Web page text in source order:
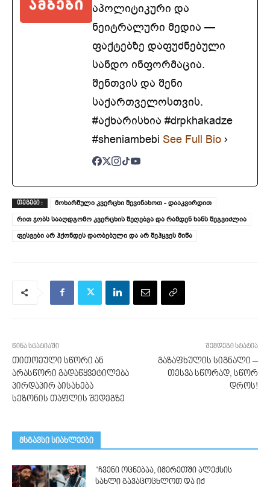
აპოლიტიკური და
ნეიტრალური მედია —
ფაქტებზე დაფუძნებული
სანდო ინფორმაცია.
შენთვის და შენი
საქართველოსთვის.
#აქხარისხია #drpkhakadze
#sheniambebi See Full Bio
ᲗᲔᲒᲔᲑᲘ :
მოხარშული კვერცხი შევინახოთ - დააკვირდით
რით ჯობს სააღდგომო კვერცხის შეღებვა და რამდენ ხანს შეგვიძლია
ფესვები არ ჰქონდეს დაობებული და არ შეჰყვეს მიწა
წინა სტატიაში
თითოეული სწორი ან
არასწორი გადაწყვეტილება
პირდაპირ აისახება
სეზონის თაფლის შედეგზე
შემდეგი სტატია
გაზაფხულის სიგნალი –
თესვა სწორად, სწორ
დროს!
მსგავსი სიახლეები
“ჩვენი ოცნებაა, იმერეთში ალექსის
სახლი გავაცოცხლოთ და იქ